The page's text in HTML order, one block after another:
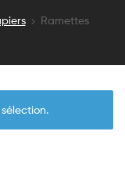
Ramettes